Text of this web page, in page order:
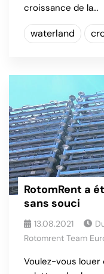
croissance de la…
waterland
RotomRent a
sans souci
13.08.2021
Rotomrent Team
Voulez-vous